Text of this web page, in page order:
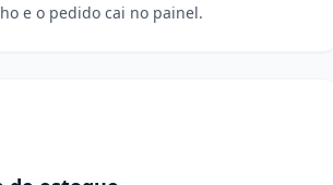
e o pedido cai no painel.